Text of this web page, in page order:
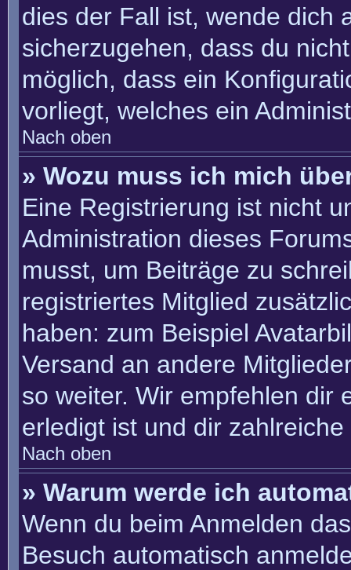
dies der Fall ist, wende dich
sicherzugehen, dass du
möglich, dass ein
vorliegt, welches ein
Nach oben
» Wozu muss ich mich
Eine Registrierung ist nicht
Administration dieses
musst, um Beiträge zu
registriertes Mitglied
haben: zum Beispiel
Versand an andere
so weiter. Wir empfehlen dir
erledigt ist und dir
Nach oben
» Warum werde ich
Wenn du beim Anmelden
Besuch automatisch